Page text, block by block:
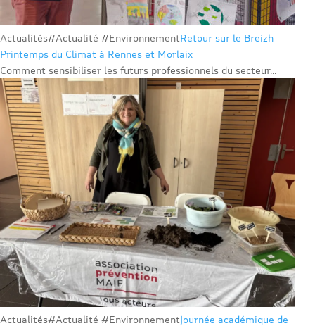
Actualités#Actualité #EnvironnementRetour sur le Breizh
Printemps du Climat à Rennes et Morlaix
Comment sensibiliser les futurs professionnels du secteur...
Actualités#Actualité #EnvironnementJournée académique de